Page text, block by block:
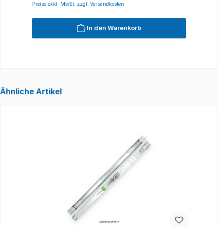
Preise exkl. MwSt. zzgl. Versandkosten
In den Warenkorb
Ähnliche Artikel